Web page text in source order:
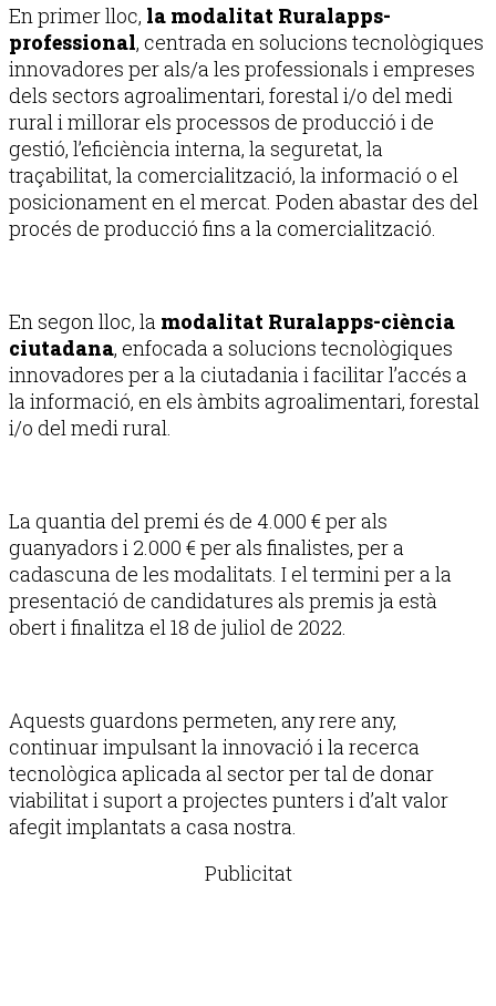
En primer lloc, la modalitat Ruralapps-
professional, centrada en solucions tecnològiques
innovadores per als/a les professionals i empreses
dels sectors agroalimentari, forestal i/o del medi
rural i millorar els processos de producció i de
gestió, l’eficiència interna, la seguretat, la
traçabilitat, la comercialització, la informació o el
posicionament en el mercat. Poden abastar des del
procés de producció fins a la comercialització.
En segon lloc, la modalitat Ruralapps-ciència
ciutadana, enfocada a solucions tecnològiques
innovadores per a la ciutadania i facilitar l’accés a
la informació, en els àmbits agroalimentari, forestal
i/o del medi rural.
La quantia del premi és de 4.000 € per als
guanyadors i 2.000 € per als finalistes, per a
cadascuna de les modalitats. I el termini per a la
presentació de candidatures als premis ja està
obert i finalitza el 18 de juliol de 2022.
Aquests guardons permeten, any rere any,
continuar impulsant la innovació i la recerca
tecnològica aplicada al sector per tal de donar
viabilitat i suport a projectes punters i d’alt valor
afegit implantats a casa nostra.
Publicitat